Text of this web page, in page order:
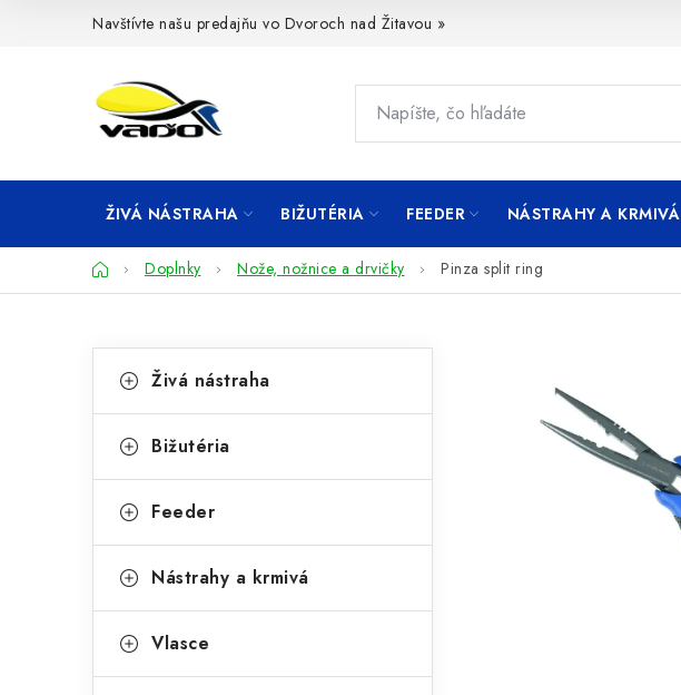
Navštívte našu predajňu vo Dvoroch nad Žitavou »
ŽIVÁ NÁSTRAHA BIŽUTÉRIA FEEDER NÁSTRAHY A KRMIVÁ
DomovDoplnky Nože, nožnice a drvičky Pinza split ring
o
n
ý
a
n
kategórie
a
e
ó
i
Živá nástraha
Bižutéria
Feeder
Nástrahy a krmivá
Vlasce